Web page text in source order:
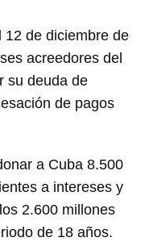
12 de diciembre de
acreedores del
su deuda de
de pagos
a Cuba 8.500
a intereses y
2.600 millones
de 18 años.